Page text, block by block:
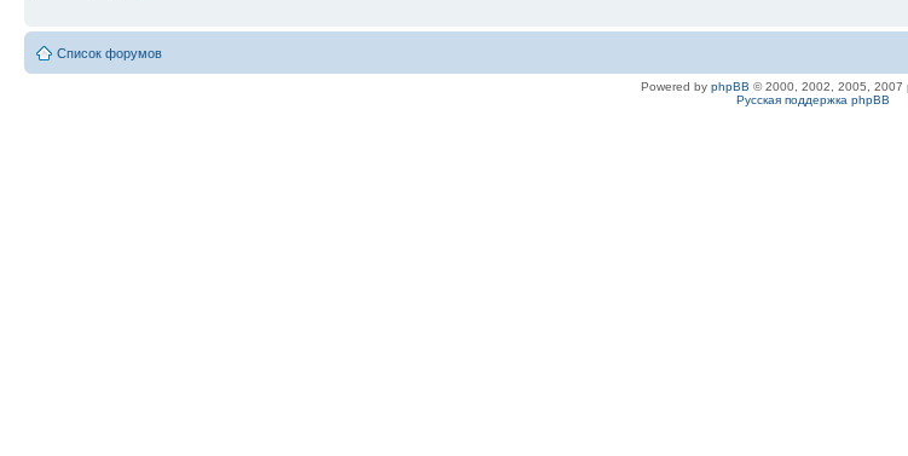
Список форумов
Powered by phpBB © 2000, 2002, 2005, 2007
Русская поддержка phpBB